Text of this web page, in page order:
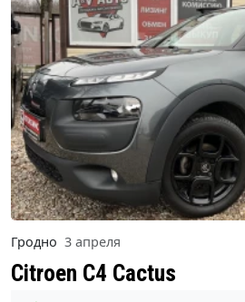
Гродно 3 апреля
Citroen C4 Cactus